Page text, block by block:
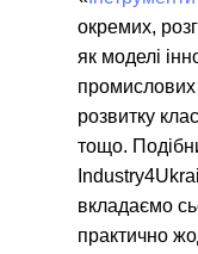
окремих,
як моделі
промислових
розвитку
тощо.
вкладаємо
практично